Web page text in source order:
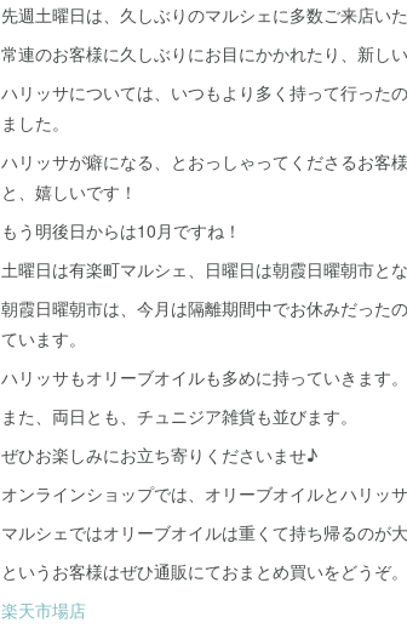
先週土曜日は、久しぶりのマルシェに多数ご来店い
常連のお客様に久しぶりにお目にかかれたり、新し
ハリッサについては、いつもより多く持って行った
ました。
ハリッサが癖になる、とおっしゃってくださるお客
と、嬉しいです！
もう明後日からは10月ですね！
土曜日は有楽町マルシェ、日曜日は朝霞日曜朝市とな
朝霞日曜朝市は、今月は隔離期間中でお休みだった
ています。
ハリッサもオリーブオイルも多めに持っていきます。
また、両日とも、チュニジア雑貨も並びます。
ぜひお楽しみにお立ち寄りくださいませ♪
オンラインショップでは、オリーブオイルとハリッ
マルシェではオリーブオイルは重くて持ち帰るのが大
というお客様はぜひ通販にておまとめ買いをどうぞ。
楽天市場店